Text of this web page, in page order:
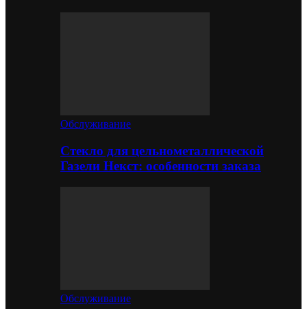
Обслуживание
Стекло для цельнометаллической
Газели Некст: особенности заказа
Обслуживание